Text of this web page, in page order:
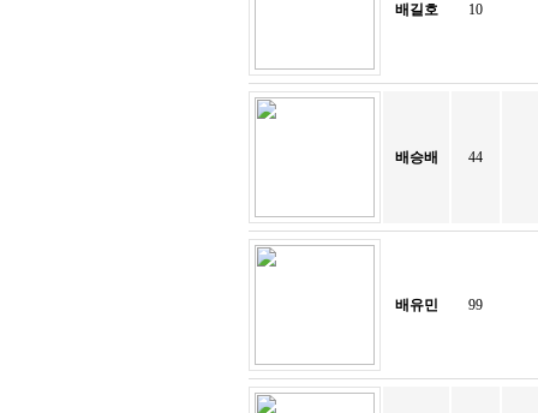
배길호 10
배승배 44
배유민 99